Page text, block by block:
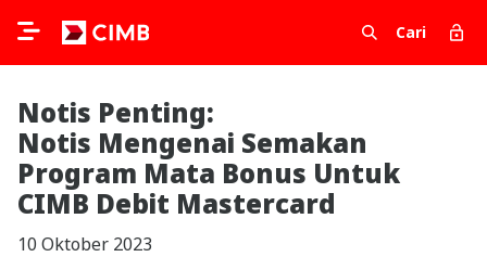
Cari
Notis Penting:
Notis Mengenai Semakan
Program Mata Bonus Untuk
CIMB Debit Mastercard
10 Oktober 2023